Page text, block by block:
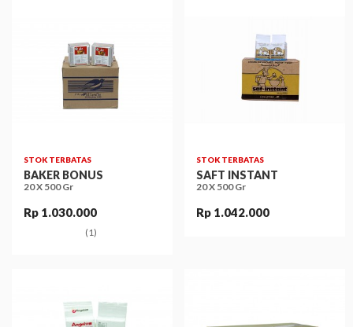
STOK TERBATAS
BAKER BONUS
20 X 500 Gr
Rp 1.030.000
(1)
STOK TERBATAS
SAFT INSTANT
20 X 500 Gr
Rp 1.042.000